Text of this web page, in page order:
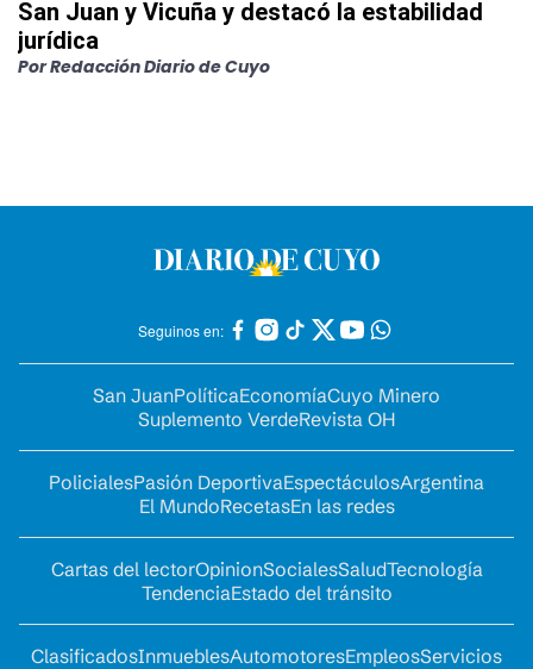
San Juan y Vicuña y destacó la estabilidad
jurídica
PorRedacción Diario de Cuyo
Seguinos en:
San JuanPolíticaEconomíaCuyo Minero
Suplemento VerdeRevista OH
PolicialesPasión DeportivaEspectáculosArgentina
El MundoRecetasEn las redes
Cartas del lectorOpinionSocialesSaludTecnología
TendenciaEstado del tránsito
ClasificadosInmueblesAutomotoresEmpleosServicios